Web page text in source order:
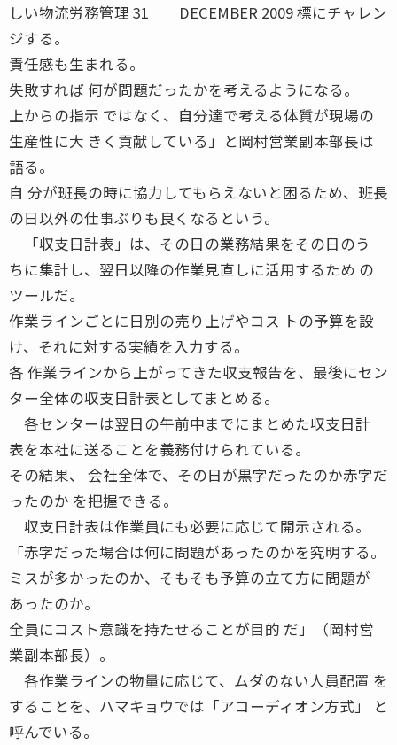
しい物流労務管理 31 DECEMBER 2009 標にチャレン
ジする。
責任感も生まれる。
失敗すれば 何が問題だったかを考えるようになる。
上からの指示 ではなく、自分達で考える体質が現場の
生産性に大 きく貢献している」と岡村営業副本部長は
語る。
自 分が班長の時に協力してもらえないと困るため、班長
の日以外の仕事ぶりも良くなるという。
「収支日計表」は、その日の業務結果をその日のう
ちに集計し、翌日以降の作業見直しに活用するため の
ツールだ。
作業ラインごとに日別の売り上げやコス トの予算を設
け、それに対する実績を入力する。
各 作業ラインから上がってきた収支報告を、最後にセン
ター全体の収支日計表としてまとめる。
各センターは翌日の午前中までにまとめた収支日計
表を本社に送ることを義務付けられている。
その結果、 会社全体で、その日が黒字だったのか赤字だ
ったのか を把握できる。
収支日計表は作業員にも必要に応じて開示される。
「赤字だった場合は何に問題があったのかを究明する。
ミスが多かったのか、そもそも予算の立て方に問題が
あったのか。
全員にコスト意識を持たせることが目的 だ」（岡村営
業副本部長）。
各作業ラインの物量に応じて、ムダのない人員配置 を
することを、ハマキョウでは「アコーディオン方式」 と
呼んでいる。